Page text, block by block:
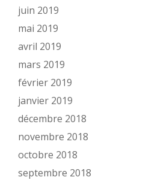
juin 2019
mai 2019
avril 2019
mars 2019
février 2019
janvier 2019
décembre 2018
novembre 2018
octobre 2018
septembre 2018